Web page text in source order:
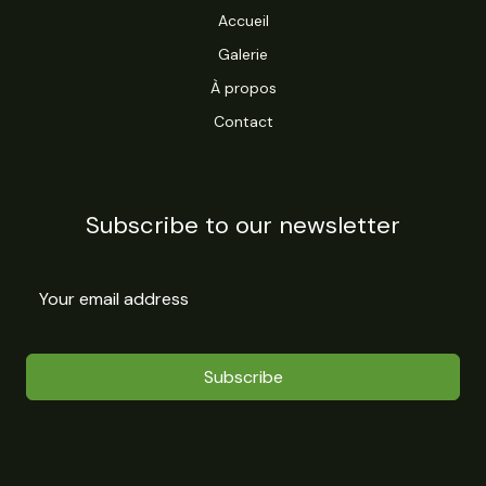
Accueil
Galerie
À propos
Contact
Subscribe to our newsletter
Subscribe